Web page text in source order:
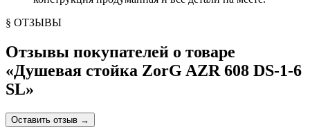
§ ОТЗЫВЫ
Отзывы покупателей о товаре
«Душевая стойка ZorG AZR 608 DS-1-6
SL»
Оставить отзыв →